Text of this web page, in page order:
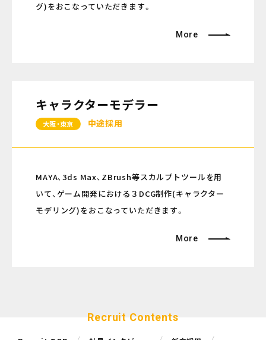
グ)をおこなっていただきます。
More
キャラクターモデラー
大阪・東京 中途採用
MAYA、3ds Max、ZBrush等スカルプトツールを用
いて、ゲーム開発における３DCG制作(キャラクター
モデリング)をおこなっていただきます。
More
Recruit Contents